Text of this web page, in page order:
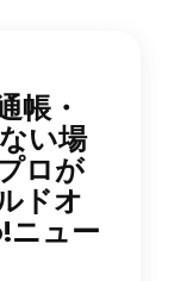
帳・
い場
ロが
ドオ
ニュー